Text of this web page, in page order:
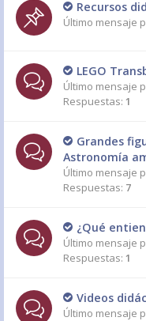
Recursos
Último mensaje
LEGO
Último mensaje
Respuestas: 1
Grandes
Astronomía
Último mensaje
Respuestas: 7
¿Qué
Último mensaje
Respuestas: 1
Videos
Último mensaje